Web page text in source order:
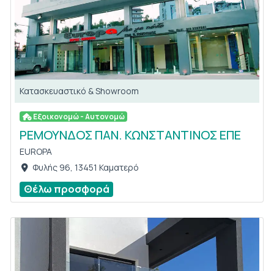
Κατασκευαστικό & Showroom
Εξοικονομώ - Αυτονομώ
ΡΕΜΟΥΝΔΟΣ ΠΑΝ. ΚΩΝΣΤΑΝΤΙΝΟΣ ΕΠΕ
EUROPA
Φυλής 96, 13451 Καματερό
Θέλω προσφορά